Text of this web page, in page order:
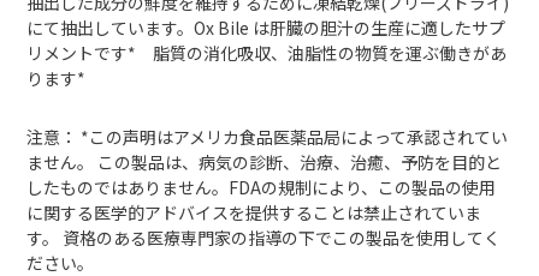
にて抽出しています。Ox Bile は肝臓の胆汁の生産に適したサプ
リメントです* 脂質の消化吸収、油脂性の物質を運ぶ働きがあ
ります*
注意： *この声明はアメリカ食品医薬品局によって承認されてい
ません。 この製品は、病気の診断、治療、治癒、予防を目的と
したものではありません。FDAの規制により、この製品の使用
に関する医学的アドバイスを提供することは禁止されていま
す。 資格のある医療専門家の指導の下でこの製品を使用してく
ださい。